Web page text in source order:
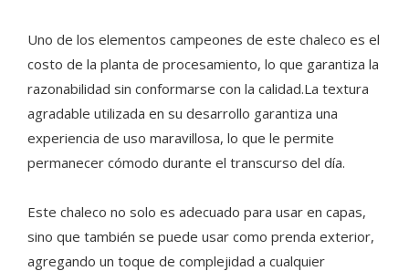
Uno de los elementos campeones de este chaleco es el
costo de la planta de procesamiento, lo que garantiza la
razonabilidad sin conformarse con la calidad.La textura
agradable utilizada en su desarrollo garantiza una
experiencia de uso maravillosa, lo que le permite
permanecer cómodo durante el transcurso del día.
Este chaleco no solo es adecuado para usar en capas,
sino que también se puede usar como prenda exterior,
agregando un toque de complejidad a cualquier